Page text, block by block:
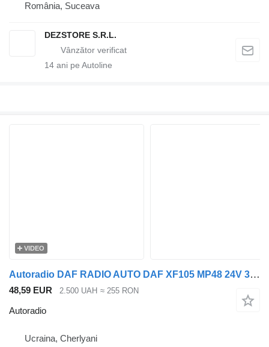
România, Suceava
DEZSTORE S.R.L.
14 ani pe Autoline
VIDEO
Autoradio DAF RADIO AUTO DAF XF105 MP48 24V 300*100*300MM (ORIGINAL) pentru cap tractor DAF XF105
48,59 EUR 2.500 UAH ≈ 255 RON
Autoradio
Ucraina, Cherlyani